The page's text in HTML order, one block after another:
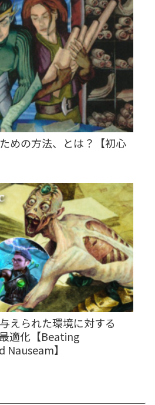
めの方法、とは？【初心
えられた環境に対する
適化【Beating
】